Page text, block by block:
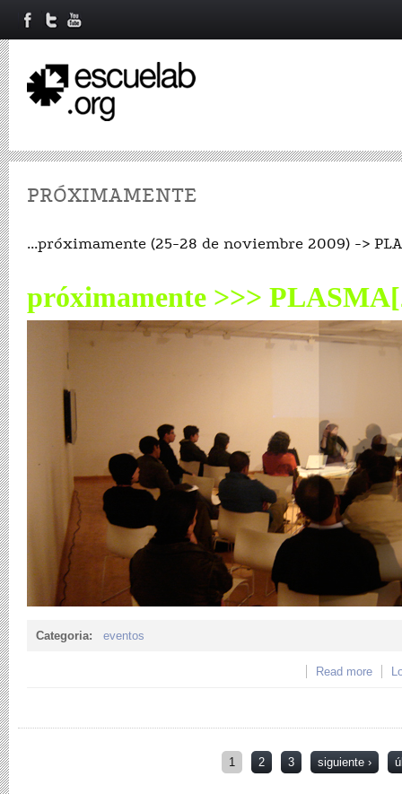
PRÓXIMAMENTE
...próximamente (25-28 de noviembre 2009) ->
próximamente >>>
Categoria: eventos
Read more
1 2 3 siguiente ›